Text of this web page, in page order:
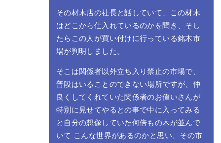
その材木店の社長と話していて、この材木
はどこから仕入れているのかを聞き、そし
たらこの人が買い付けに行っている銘木市
場が判明しました。
そこは関係者以外立ち入り禁止の市場で、
普段はいることのできない場所ですが、仲
良くしてくれていた関係者のお偉いさんが
特別に見せてやるとの事で中に入ってみる
と自分の想像していた何倍もの木が並んで
いて こんな世界があるのかと思い、その市